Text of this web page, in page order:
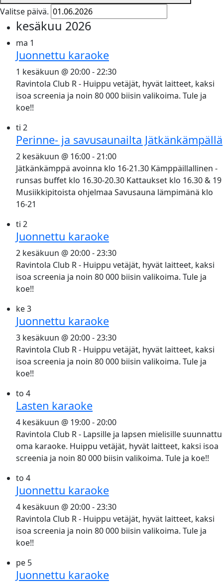
Valitse päivä.
kesäkuu 2026
ma 1
Juonnettu karaoke
1 kesäkuun @ 20:00-22:30
Ravintola Club R - Huippu vetäjät, hyvät laitteet, kaksi
isoa screenia ja noin 80 000 biisin valikoima. Tule ja
koe!!
ti 2
Perinne- ja savusaunailta Jätkänkämpällä
2 kesäkuun @ 16:00-21:00
Jätkänkämppä avoinna klo 16-21.30 Kämppäillallinen -
runsas buffet klo 16.30-20.30 Kattaukset klo 16.30 & 19
Musiikkipitoista ohjelmaa Savusauna lämpimänä klo
16-21
ti 2
Juonnettu karaoke
2 kesäkuun @ 20:00-23:30
Ravintola Club R - Huippu vetäjät, hyvät laitteet, kaksi
isoa screenia ja noin 80 000 biisin valikoima. Tule ja
koe!!
ke3
Juonnettu karaoke
3 kesäkuun @ 20:00-23:30
Ravintola Club R - Huippu vetäjät, hyvät laitteet, kaksi
isoa screenia ja noin 80 000 biisin valikoima. Tule ja
koe!!
to 4
Lasten karaoke
4 kesäkuun @ 19:00-20:00
Ravintola Club R - Lapsille ja lapsen mielisille suunnattu
oma karaoke. Huippu vetäjät, hyvät laitteet, kaksi isoa
screenia ja noin 80 000 biisin valikoima. Tule ja koe!!
to 4
Juonnettu karaoke
4 kesäkuun @ 20:00-23:30
Ravintola Club R - Huippu vetäjät, hyvät laitteet, kaksi
isoa screenia ja noin 80 000 biisin valikoima. Tule ja
koe!!
pe 5
Juonnettu karaoke